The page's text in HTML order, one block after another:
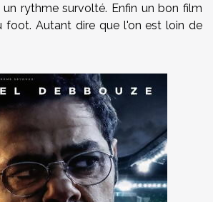
rythme survolté. Enfin un bon film
foot. Autant dire que l'on est loin de